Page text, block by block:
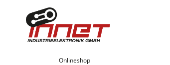
Onlineshop